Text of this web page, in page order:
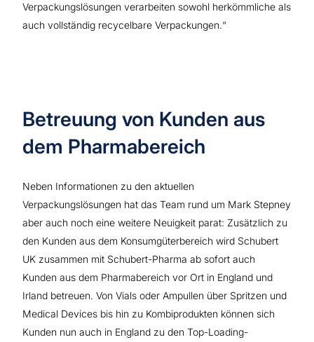
Verpackungslösungen verarbeiten sowohl herkömmliche als
auch vollständig recycelbare Verpackungen.“
Betreuung von Kunden aus
dem Pharmabereich
Neben Informationen zu den aktuellen
Verpackungslösungen hat das Team rund um Mark Stepney
aber auch noch eine weitere Neuigkeit parat: Zusätzlich zu
den Kunden aus dem Konsumgüterbereich wird Schubert
UK zusammen mit Schubert-Pharma ab sofort auch
Kunden aus dem Pharmabereich vor Ort in England und
Irland betreuen. Von Vials oder Ampullen über Spritzen und
Medical Devices bis hin zu Kombiprodukten können sich
Kunden nun auch in England zu den Top-Loading-